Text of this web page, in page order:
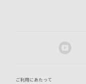
ご利用にあたって